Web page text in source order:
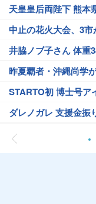
天皇皇后両陛下 熊本
中止の花火大会、3市
井脇ノブ子さん 体重
昨夏覇者・沖縄尚学
STARTO初 博士号ア
ダレノガレ 支援金振